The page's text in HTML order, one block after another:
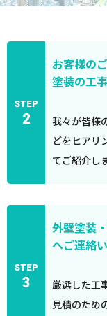
STEP
2
お客様の
塗装の工
我々が皆様
どをヒアリ
てご紹介し
STEP
3
外壁塗装
へご連絡
厳選した工
見積のため